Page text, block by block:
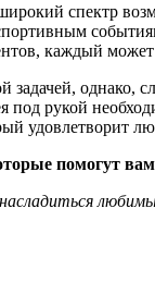
спектр
каждый может
задачей, однако,
рукой
удовлетворит
помогут вам